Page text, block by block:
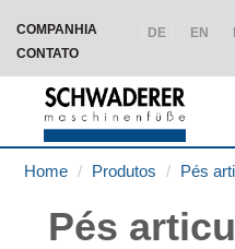
COMPANHIA EN
DE
CONTATO
Home Produtos Pés
Pés